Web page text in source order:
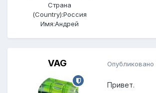
Страна
(Country):Россия
Имя:Андрей
VAG Опубликовано
Привет.